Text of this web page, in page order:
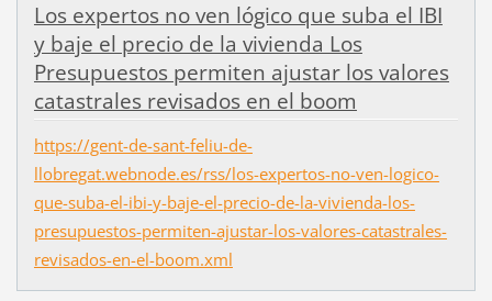
Los expertos no ven lógico que suba el IBI
y baje el precio de la vivienda Los
Presupuestos permiten ajustar los valores
catastrales revisados en el boom
https://gent-de-sant-feliu-de-
llobregat.webnode.es/rss/los-expertos-no-ven-logico-
que-suba-el-ibi-y-baje-el-precio-de-la-vivienda-los-
presupuestos-permiten-ajustar-los-valores-catastrales-
revisados-en-el-boom.xml